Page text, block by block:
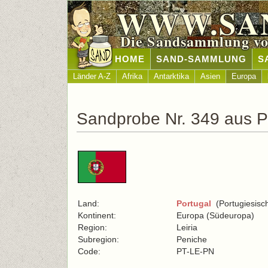
Die Sandsammlung
HOME SAND-SAMMLUNG
Länder A-Z Afrika Antarktika Asien Europa
Sandprobe Nr. 349 aus
Land: Portugal
Kontinent:
Europa (Südeuropa)
Region:
Leiria
Subregion:
Peniche
Code:
PT-LE-PN